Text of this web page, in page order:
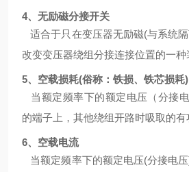
4、无励磁分接开关
适合于只在变压器无励磁(与系统
改变变压器绕组分接连接位置的一种
5、空载损耗(俗称：铁损、铁芯损耗)
当额定频率下的额定电压（分接
的端子上，其他绕组开路时吸取的有
6、空载电流
当额定频率下的额定电压(分接电